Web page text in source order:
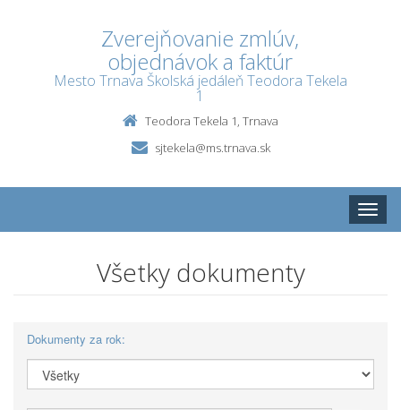
Zverejňovanie zmlúv,
objednávok a faktúr
Mesto Trnava Školská jedáleň Teodora Tekela
1
Teodora Tekela 1, Trnava
sjtekela@ms.trnava.sk
Toggle
Všetky dokumenty
Dokumenty za rok: